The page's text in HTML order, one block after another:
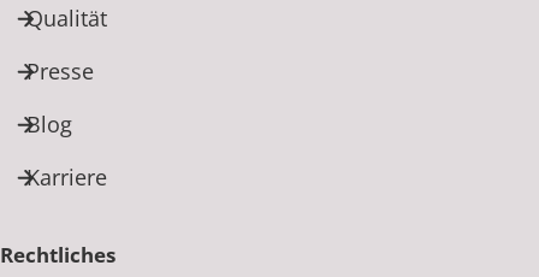
Qualität
Presse
Blog
Karriere
Rechtliches